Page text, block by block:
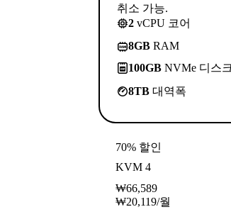
취소 가능.
2 vCPU 코어
8GB RAM
100GB NVMe 디스
8TB 대역폭
70% 할인
KVM 4
₩66,589
₩20,119/월